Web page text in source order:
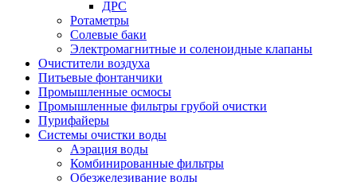
ДРС
Ротаметры
Солевые баки
Электромагнитные и соленоидные клапаны
Очистители воздуха
Питьевые фонтанчики
Промышленные осмосы
Промышленные фильтры грубой очистки
Пурифайеры
Системы очистки воды
Аэрация воды
Комбинированные фильтры
Обезжелезивание воды